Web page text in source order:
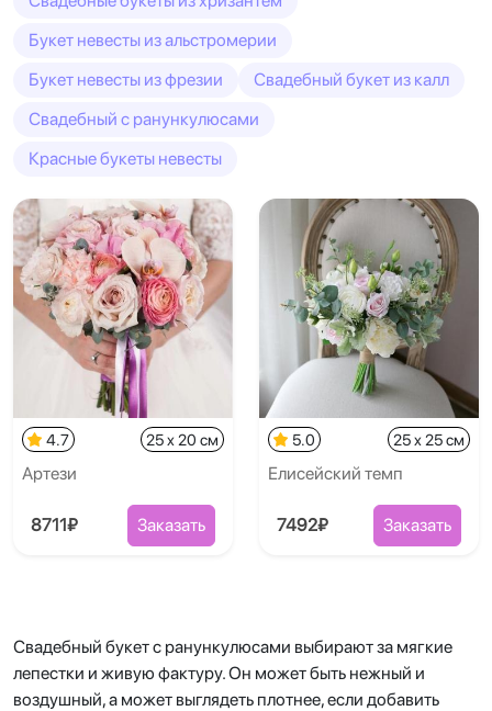
Букет невесты из альстромерии
Букет невесты из фрезии
Свадебный букет из калл
Свадебный с ранункулюсами
Красные букеты невесты
4.7 25 x 20 см
Артези
8711₽ Заказать
5.0 25 x 25 см
Елисейский темп
7492₽ Заказать
Свадебный букет с ранункулюсами выбирают за мягкие
лепестки и живую фактуру. Он может быть нежный и
воздушный, а может выглядеть плотнее, если добавить